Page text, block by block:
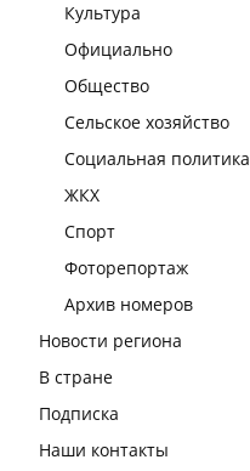
Культура
Официально
Общество
Сельское хозяйство
Социальная политика
ЖКХ
Спорт
Фоторепортаж
Архив номеров
Новости региона
В стране
Подписка
Наши контакты